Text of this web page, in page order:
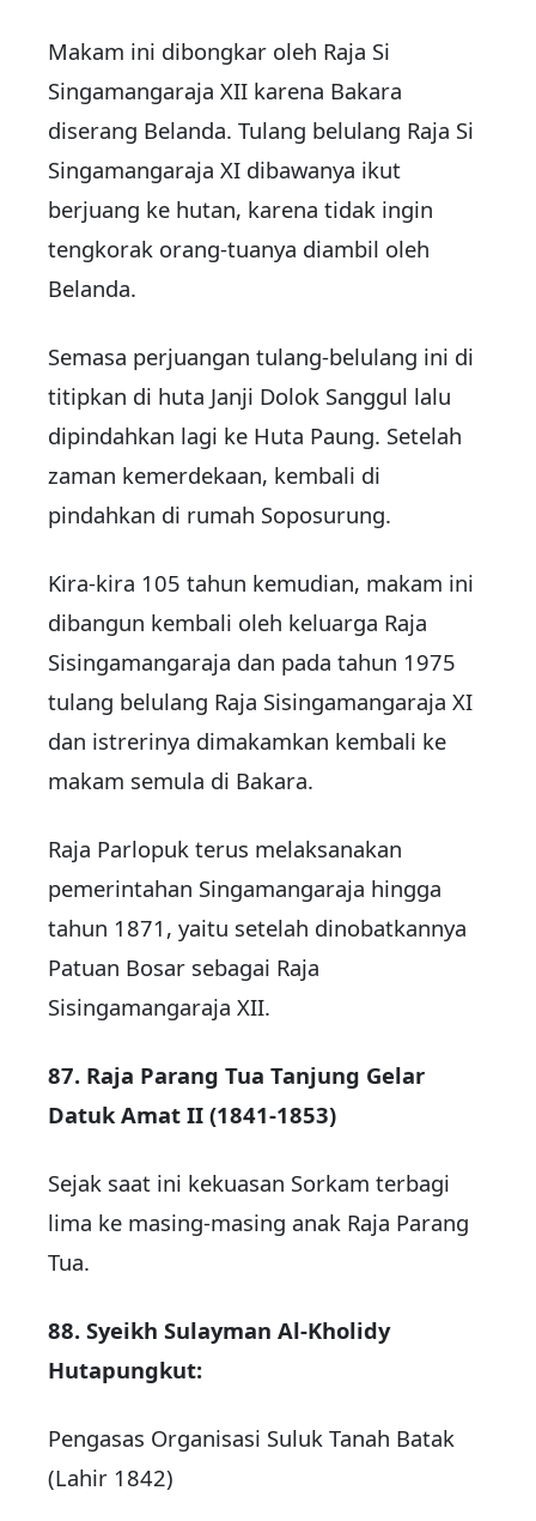
Makam ini dibongkar oleh Raja Si
Singamangaraja XII karena Bakara
diserang Belanda. Tulang belulang Raja Si
Singamangaraja XI dibawanya ikut
berjuang ke hutan, karena tidak ingin
tengkorak orang-tuanya diambil oleh
Belanda.
Semasa perjuangan tulang-belulang ini di
titipkan di huta Janji Dolok Sanggul lalu
dipindahkan lagi ke Huta Paung. Setelah
zaman kemerdekaan, kembali di
pindahkan di rumah Soposurung.
Kira-kira 105 tahun kemudian, makam ini
dibangun kembali oleh keluarga Raja
Sisingamangaraja dan pada tahun 1975
tulang belulang Raja Sisingamangaraja XI
dan istrerinya dimakamkan kembali ke
makam semula di Bakara.
Raja Parlopuk terus melaksanakan
pemerintahan Singamangaraja hingga
tahun 1871, yaitu setelah dinobatkannya
Patuan Bosar sebagai Raja
Sisingamangaraja XII.
87. Raja Parang Tua Tanjung Gelar
Datuk Amat II (1841-1853)
Sejak saat ini kekuasan Sorkam terbagi
lima ke masing-masing anak Raja Parang
Tua.
88. Syeikh Sulayman Al-Kholidy
Hutapungkut:
Pengasas Organisasi Suluk Tanah Batak
(Lahir 1842)